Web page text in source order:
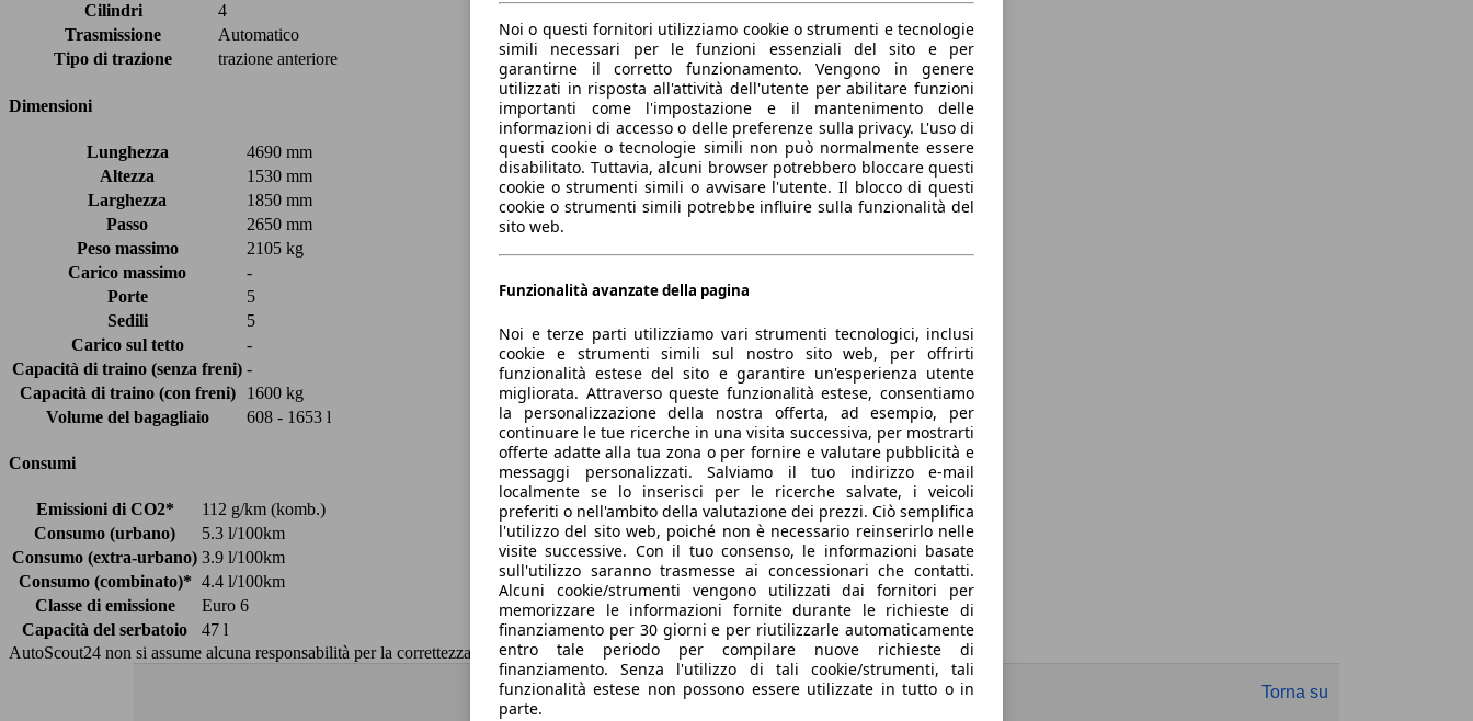
Cilindri
4
Trasmissione
Automatico
Tipo di trazione
trazione anteriore
Dimensioni
Lunghezza
4690 mm
Altezza
1530 mm
Larghezza
1850 mm
Passo
2650 mm
Peso massimo
2105 kg
Carico massimo
-
Porte
5
Sedili
5
Carico sul tetto
-
Capacità di traino (senza freni) -
Capacità di traino (con freni)
1600 kg
Volume del bagagliaio
608 - 1653 l
Consumi
Emissioni di CO2*
112 g/km (komb.)
Consumo (urbano)
5.3 l/100km
Consumo (extra-urbano) 3.9 l/100km
Consumo (combinato)* 4.4 l/100km
Classe di emissione
Euro 6
Capacità del serbatoio
47 l
AutoScout24 non si assume alcuna responsabilità per la correttezza dei dati.
Torna su
Noi o questi fornitori utilizziamo cookie o strumenti e tecnologie
simili necessari per le funzioni essenziali del sito e per
garantirne il corretto funzionamento. Vengono in genere
utilizzati in risposta all'attività dell'utente per abilitare funzioni
importanti come l'impostazione e il mantenimento delle
informazioni di accesso o delle preferenze sulla privacy. L'uso di
questi cookie o tecnologie simili non può normalmente essere
disabilitato. Tuttavia, alcuni browser potrebbero bloccare questi
cookie o strumenti simili o avvisare l'utente. Il blocco di questi
cookie o strumenti simili potrebbe influire sulla funzionalità del
sito web.
Funzionalità avanzate della pagina
Noi e terze parti utilizziamo vari strumenti tecnologici, inclusi
cookie e strumenti simili sul nostro sito web, per offrirti
funzionalità estese del sito e garantire un'esperienza utente
migliorata. Attraverso queste funzionalità estese, consentiamo
la personalizzazione della nostra offerta, ad esempio, per
continuare le tue ricerche in una visita successiva, per mostrarti
offerte adatte alla tua zona o per fornire e valutare pubblicità e
messaggi personalizzati. Salviamo il tuo indirizzo e-mail
localmente se lo inserisci per le ricerche salvate, i veicoli
preferiti o nell'ambito della valutazione dei prezzi. Ciò semplifica
l'utilizzo del sito web, poiché non è necessario reinserirlo nelle
visite successive. Con il tuo consenso, le informazioni basate
sull'utilizzo saranno trasmesse ai concessionari che contatti.
Alcuni cookie/strumenti vengono utilizzati dai fornitori per
memorizzare le informazioni fornite durante le richieste di
finanziamento per 30 giorni e per riutilizzarle automaticamente
entro tale periodo per compilare nuove richieste di
finanziamento. Senza l'utilizzo di tali cookie/strumenti, tali
funzionalità estese non possono essere utilizzate in tutto o in
parte.